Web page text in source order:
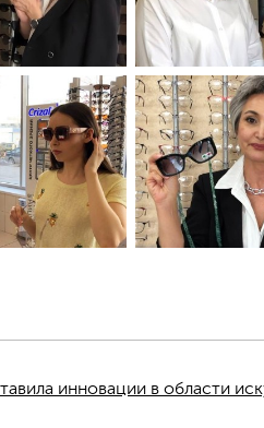
инновации в области